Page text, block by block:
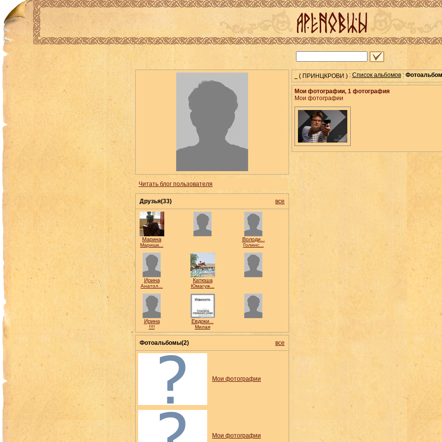
Читать блог пользователя
Друзья(33) все
Марина
Маришк...
Володи...
Голинс...
Ирина
Анатол...
Катюша
Юмагуж...
Ирина
!!!!
Евдоки...
Милая
Фотоальбомы(2) все
Мои фотографии
Мои фотографии
( ПРИНЦКРОВИ ) : Список альбомов : Фотоальбом
Мои фотографии, 1 фотография
Мои фотографии